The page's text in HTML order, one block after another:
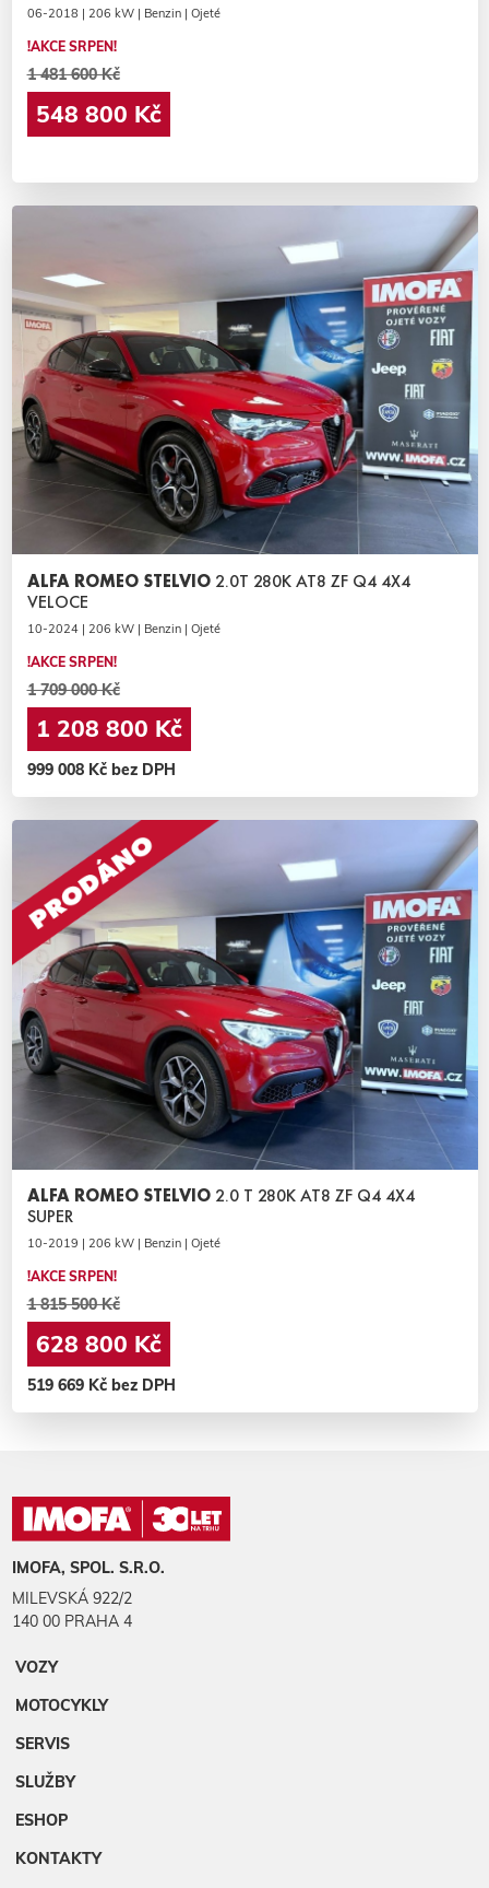
06-2018 | 206 kW | Benzin | Ojeté
!AKCE SRPEN!
1 481 600 Kč
548 800 Kč
ALFA ROMEO STELVIO 2.0T 280K AT8 ZF Q4 4X4
VELOCE
10-2024 | 206 kW | Benzin | Ojeté
!AKCE SRPEN!
1 709 000 Kč
1 208 800 Kč
999 008 Kč bez DPH
ALFA ROMEO STELVIO 2.0 T 280K AT8 ZF Q4 4X4
SUPER
10-2019 | 206 kW | Benzin | Ojeté
!AKCE SRPEN!
1 815 500 Kč
628 800 Kč
519 669 Kč bez DPH
IMOFA, SPOL. S.R.O.
MILEVSKÁ 922/2
140 00 PRAHA 4
VOZY
MOTOCYKLY
SERVIS
SLUŽBY
ESHOP
KONTAKTY